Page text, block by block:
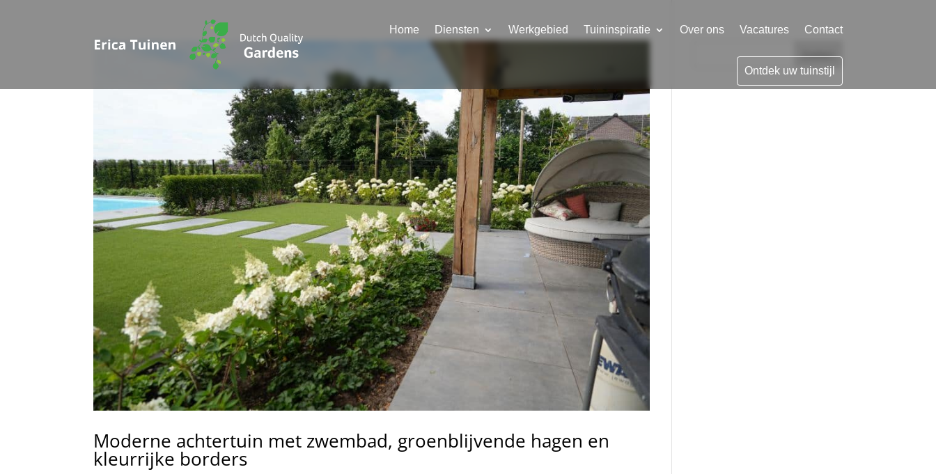
Home Diensten Werkgebied Tuininspiratie Over ons Vacatures Contact
Ontdek uw tuinstijl
Moderne achtertuin met zwembad, groenblijvende hagen en
kleurrijke borders
Zoeken